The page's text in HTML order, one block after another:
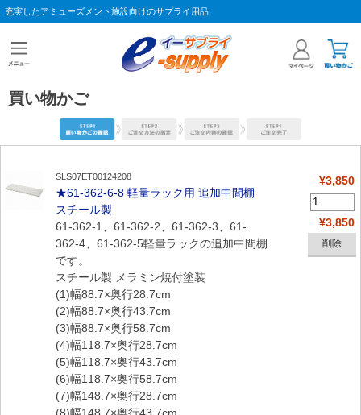
充実したアミューズメント施設向けのサプライ用品
買い物かご
SLS07ET00124208
★61-362-6-8 軽量ラック用 追加中間棚
スチール製
61-362-1、61-362-2、61-362-3、61-
362-4、61-362-5軽量ラックの追加中間棚
です。
スチール製 メラミン焼付塗装
(1)幅88.7×奥行28.7cm
(2)幅88.7×奥行43.7cm
(3)幅88.7×奥行58.7cm
(4)幅118.7×奥行28.7cm
(5)幅118.7×奥行43.7cm
(6)幅118.7×奥行58.7cm
(7)幅148.7×奥行28.7cm
¥3,850
¥3,850